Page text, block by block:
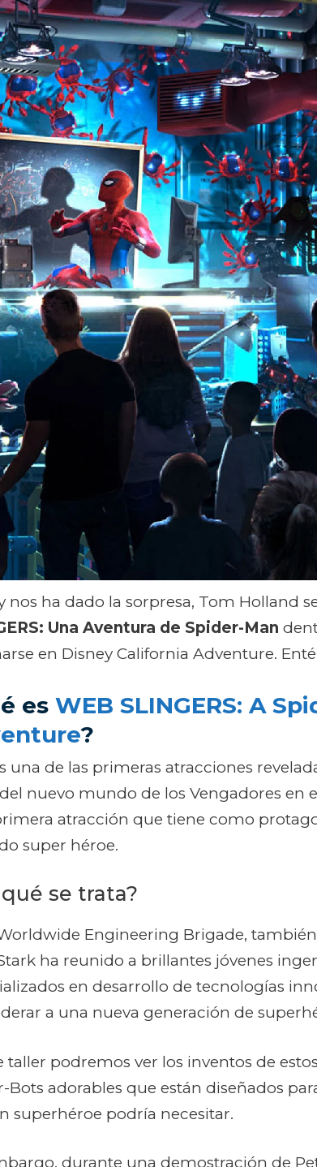
nos ha dado la sorpresa, Tom Holland
Una Aventura de Spider-Man
en Disney California Adventure.
es WEB SLINGERS: A
?
una de las primeras atracciones
nuevo mundo de los Vengadores en
atracción que tiene como
super héroe.
se trata?
Engineering Brigade,
ha reunido a brillantes jóvenes
en desarrollo de tecnologías
a una nueva generación de
taller podremos ver los inventos de
Bots adorables que están diseñados
superhéroe podría necesitar.
durante una demostración de